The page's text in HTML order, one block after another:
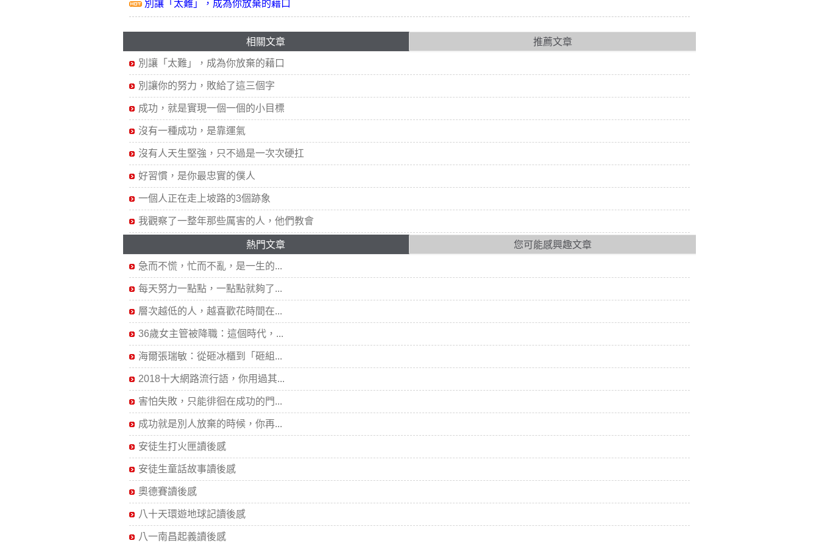
別讓「太難」，成為你放棄的藉口
相關文章 推薦文章
別讓「太難」，成為你放棄的藉口
別讓你的努力，敗給了這三個字
成功，就是實現一個一個的小目標
沒有一種成功，是靠運氣
沒有人天生堅強，只不過是一次次硬扛
好習慣，是你最忠實的僕人
一個人正在走上坡路的3個跡象
我觀察了一整年那些厲害的人，他們教會
熱門文章 您可能感興趣文章
急而不慌，忙而不亂，是一生的...
每天努力一點點，一點點就夠了...
層次越低的人，越喜歡花時間在...
36歲女主管被降職：這個時代，...
海爾張瑞敏：從砸冰櫃到「砸組...
2018十大網路流行語，你用過其...
害怕失敗，只能徘徊在成功的門...
成功就是別人放棄的時候，你再...
安徒生打火匣讀後感
安徒生童話故事讀後感
奧德賽讀後感
八十天環遊地球記讀後感
八一南昌起義讀後感